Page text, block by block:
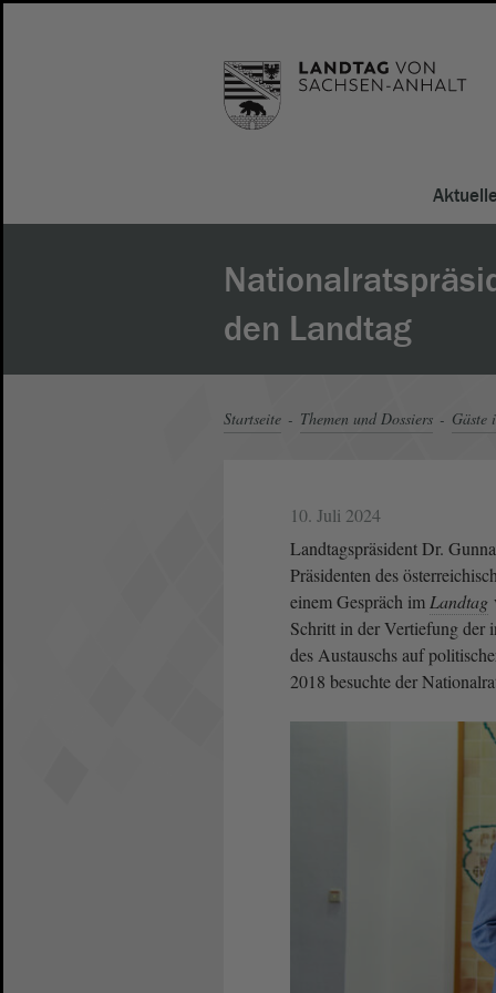
den Landtag
Startseite Themen und Dossiers Gäste
10. Juli 2024
Landtagspräsident Dr.
Präsidenten des
einem Gespräch im Landtag
Schritt in der Vertiefung der
des Austauschs auf
2018 besuchte der